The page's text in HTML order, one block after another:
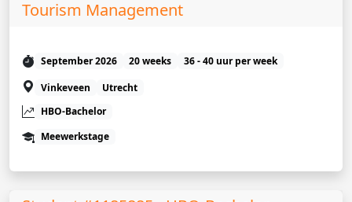
Tourism Management
September 2026 20 weeks
36 - 40 uur per week
Vinkeveen
Utrecht
HBO-Bachelor
Meewerkstage